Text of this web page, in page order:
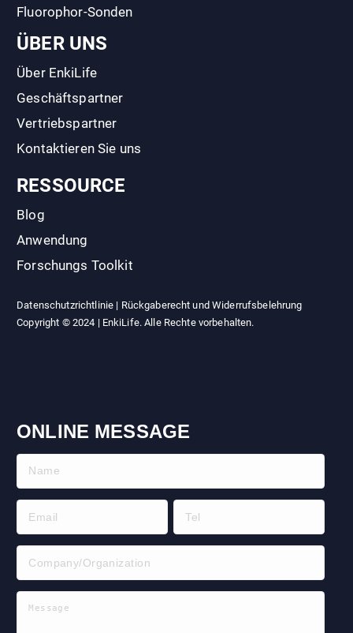
Fluorophor-Sonden
ÜBER UNS
Über EnkiLife
Geschäftspartner
Vertriebspartner
Kontaktieren Sie uns
RESSOURCE
Blog
Anwendung
Forschungs Toolkit
Datenschutzrichtlinie | Rückgaberecht und Widerrufsbelehrung
Copyright © 2024 | EnkiLife. Alle Rechte vorbehalten.
ONLINE MESSAGE